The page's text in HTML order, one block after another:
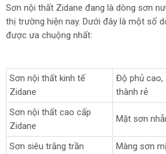
Sơn nội thất Zidane đang là dòng sơn
thị trường hiện nay. Dưới đây là một số
được ưa chuộng nhất:
Sơn nội thất kinh tế
Zidane
Độ phủ
thành rẻ
Sơn nội thất cao cấp
Zidane
Mặt sơn
Sơn siêu trắng trần
Màng sơn